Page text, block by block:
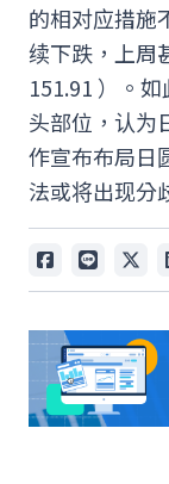
的相对应措施
续下跌，上周
151.91 ）。
头部位，认为
作宣布布局日
法或将出现分